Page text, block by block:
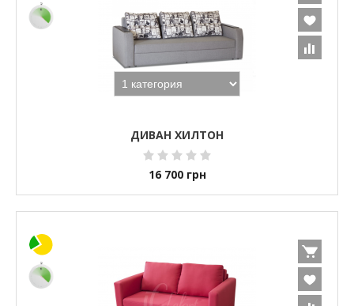
ДИВАН ХИЛТОН
16 700 грн